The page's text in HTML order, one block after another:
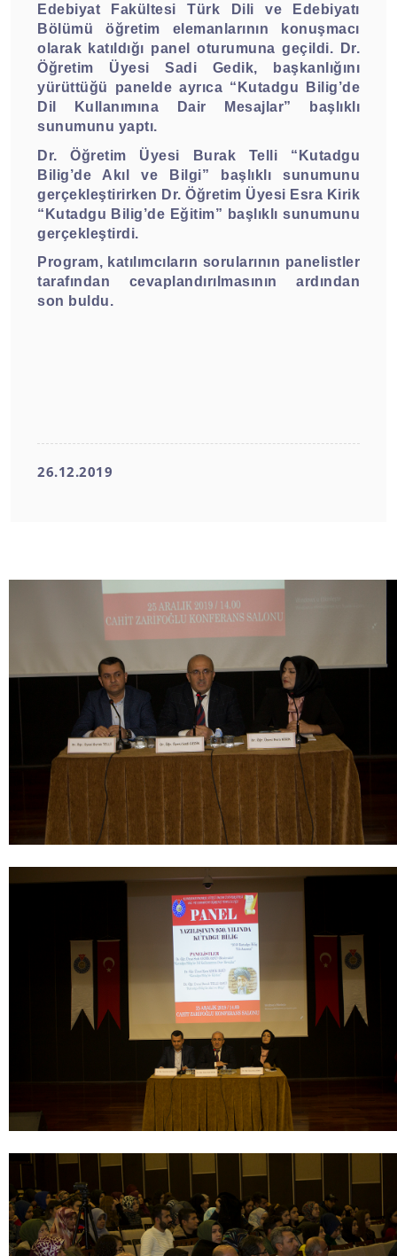
Edebiyat Fakültesi Türk Dili ve Edebiyatı
Bölümü öğretim elemanlarının konuşmacı
olarak katıldığı panel oturumuna geçildi. Dr.
Öğretim Üyesi Sadi Gedik, başkanlığını
yürüttüğü panelde ayrıca “Kutadgu Bilig’de
Dil Kullanımına Dair Mesajlar” başlıklı
sunumunu yaptı.
Dr. Öğretim Üyesi Burak Telli “Kutadgu
Bilig’de Akıl ve Bilgi” başlıklı sunumunu
gerçekleştirirken Dr. Öğretim Üyesi Esra Kirik
“Kutadgu Bilig’de Eğitim” başlıklı sunumunu
gerçekleştirdi.
Program, katılımcıların sorularının panelistler
tarafından cevaplandırılmasının ardından
son buldu.
26.12.2019